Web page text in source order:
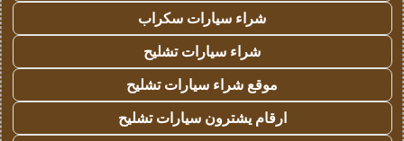
شراء سيارات سكراب
شراء سيارات تشليح
موقع شراء سيارات تشليح
ارقام يشترون سيارات تشليح